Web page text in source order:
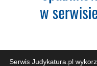
NIP:
Adres firmy:
w
Serwis Judykatura.pl